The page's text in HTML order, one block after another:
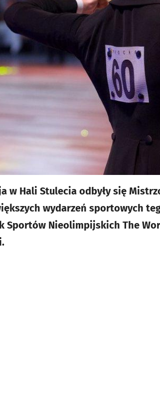
w Hali Stulecia odbyły się
wydarzeń sportowych
Sportów Nieolimpijskich The